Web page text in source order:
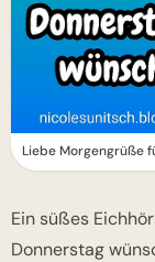
Liebe Morgengrüße
Ein süßes
Donnerstag